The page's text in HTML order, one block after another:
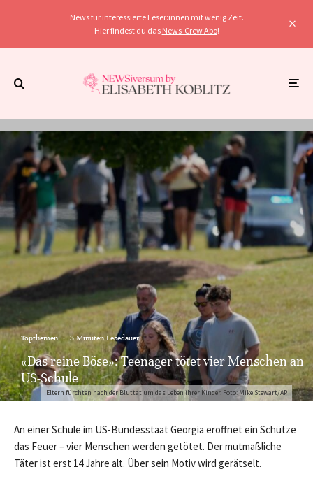
News für interessierte Leser:innen mit wenig Zeit.
Hier findest du das News-Crew Abo!
Eltern fürchten nach der Bluttat um das Leben ihrer Kinder. Foto: Mike Stewart/AP
Topthemen · 3 Minuten Lesedauer
«Das reine Böse»: Teenager tötet vier Menschen an
US-Schule
An einer Schule im US-Bundesstaat Georgia eröffnet ein Schütze
das Feuer – vier Menschen werden getötet. Der mutmaßliche
Täter ist erst 14 Jahre alt. Über sein Motiv wird gerätselt.